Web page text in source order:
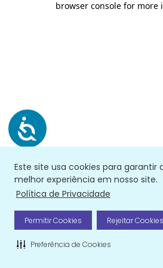
Este site usa cookies para garantir
melhor experiência em nosso site.
Política de Privacidade
Permitir Cookies Rejeitar Cookies
Preferência de Cookies
browser console for more